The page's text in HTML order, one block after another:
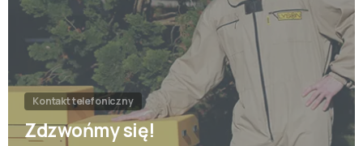
Kontakt telefoniczny
Zdzwońmy się!